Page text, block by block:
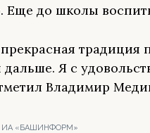
Еще до школы
Я с
Владимир
ИА «БАШИНФОРМ»